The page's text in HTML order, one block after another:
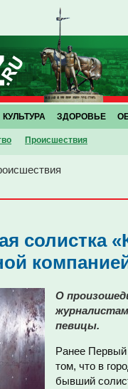
Проиcшествия
КУЛЬТУРА ЗДОРОВЬЕ
солистка
О
певицы.
Ранее Первый
том, что в
бывший